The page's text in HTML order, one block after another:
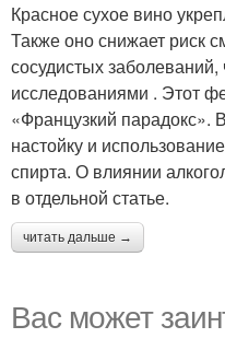
Красное сухое вино
Также оно снижает риск
сосудистых
исследованиями . Этот
«Французкий парадокс».
настойку и
спирта. О влиянии
в отдельной статье.
читать дальше →
Вас может